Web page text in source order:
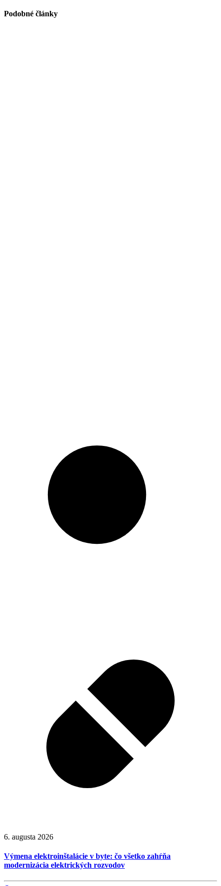
Podobné články
6. augusta 2026
Výmena elektroinštalácie v byte: čo všetko zahŕňa
modernizácia elektrických rozvodov